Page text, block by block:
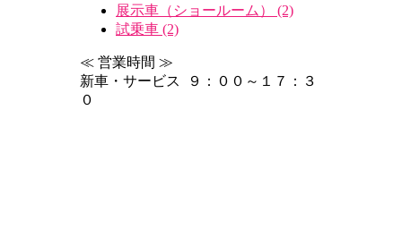
展示車（ショールーム） (2)
試乗車 (2)
≪ 営業時間 ≫
新車・サービス ９：００～１７：３
０